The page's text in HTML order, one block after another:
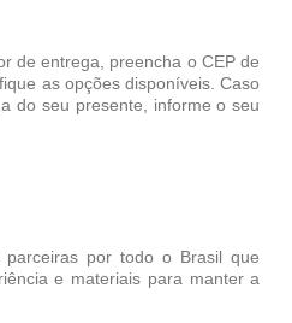
de entrega, preencha o CEP de
as opções disponíveis. Caso
do seu presente, informe o seu
por todo o Brasil que
e materiais para manter a